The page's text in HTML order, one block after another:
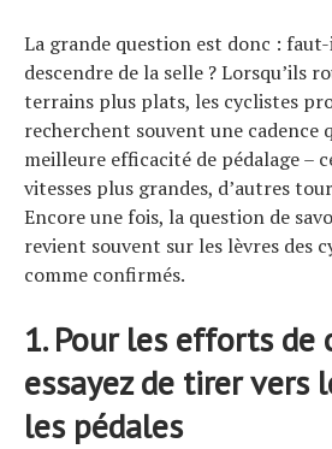
La grande question est donc :
descendre de la selle ? Lorsqu’ils
terrains plus plats, les cyclistes
recherchent souvent une cadence
meilleure efficacité de pédalage –
vitesses plus grandes, d’autres
Encore une fois, la question de
revient souvent sur les lèvres des
comme confirmés.
1. Pour les efforts de
essayez de tirer vers
les pédales